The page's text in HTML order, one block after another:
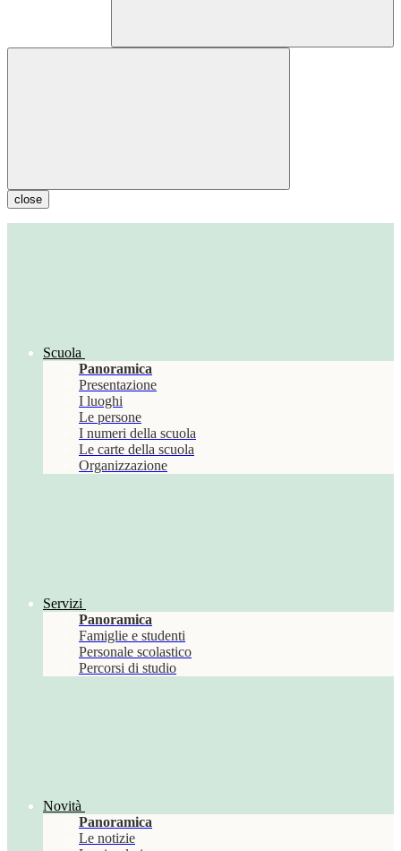
close
Scuola
Panoramica
Presentazione
I luoghi
Le persone
I numeri della scuola
Le carte della scuola
Organizzazione
Servizi
Panoramica
Famiglie e studenti
Personale scolastico
Percorsi di studio
Novità
Panoramica
Le notizie